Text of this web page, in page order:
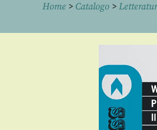
Home > Catalogo >